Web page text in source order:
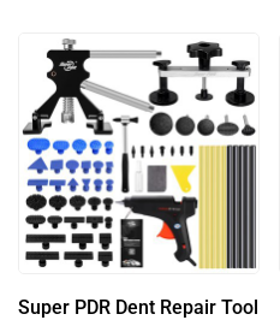
Super PDR Dent Repair Tool